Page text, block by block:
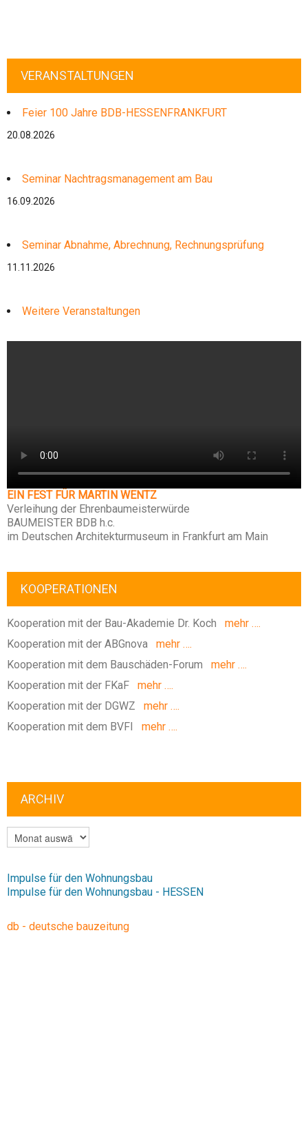
VERANSTALTUNGEN
Feier 100 Jahre BDB-HESSENFRANKFURT
20.08.2026
Seminar Nachtragsmanagement am Bau
16.09.2026
Seminar Abnahme, Abrechnung, Rechnungsprüfung
11.11.2026
Weitere Veranstaltungen
EIN FEST FÜR MARTIN WENTZ
Verleihung der Ehrenbaumeisterwürde
BAUMEISTER BDB h.c.
im Deutschen Architekturmuseum in Frankfurt am Main
KOOPERATIONEN
Kooperation mit der Bau-Akademie Dr. Koch mehr ….
Kooperation mit der ABGnova mehr ….
Kooperation mit dem Bauschäden-Forum mehr ….
Kooperation mit der FKaF mehr ….
Kooperation mit der DGWZ mehr ….
Kooperation mit dem BVFI
mehr ….
ARCHIV
ARCHIV
Impulse für den Wohnungsbau
Impulse für den Wohnungsbau - HESSEN
db - deutsche bauzeitung